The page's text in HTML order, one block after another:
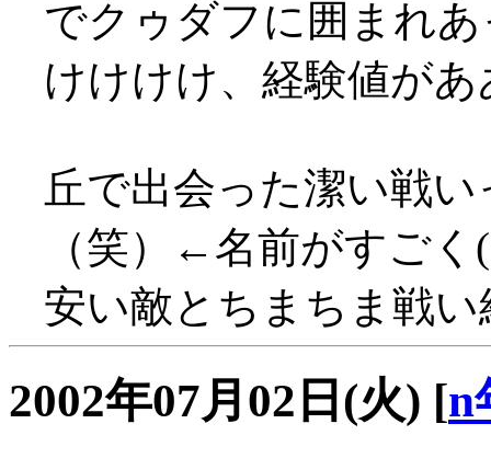
でクゥダフに囲まれ
けけけけ、経験値が
丘で出会った潔い戦
（笑）←名前がすご
安い敵とちまちま戦
2002年07月02日(火) [n